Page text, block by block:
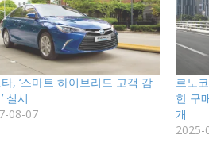
, ‘스마트 하이브리드 고객 감
실시
08-07
르노
한 구
개
2025-